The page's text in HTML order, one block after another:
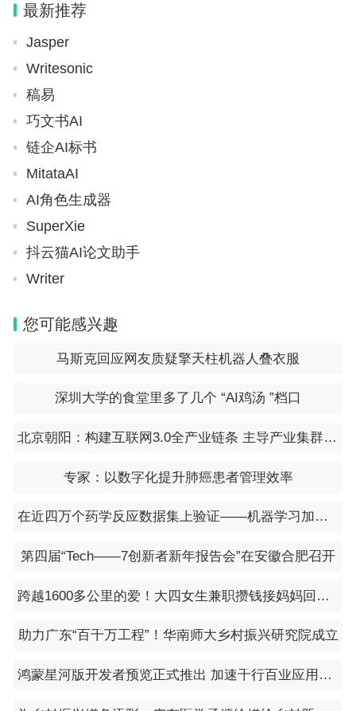
最新推荐
Jasper
Writesonic
稿易
巧文书AI
链企AI标书
MitataAI
AI角色生成器
SuperXie
抖云猫AI论文助手
Writer
您可能感兴趣
马斯克回应网友质疑擎天柱机器人叠衣服
深圳大学的食堂里多了几个 “AI鸡汤 ”档口
北京朝阳：构建互联网3.0全产业链条 主导产业集群效应初形成
专家：以数字化提升肺癌患者管理效率
在近四万个药学反应数据集上验证——机器学习加速新药研发进程
第四届“Tech——7创新者新年报告会”在安徽合肥召开
跨越1600多公里的爱！大四女生兼职攒钱接妈妈回家过年
助力广东“百千万工程”！华南师大乡村振兴研究院成立
鸿蒙星河版开发者预览正式推出 加速千行百业应用鸿蒙化